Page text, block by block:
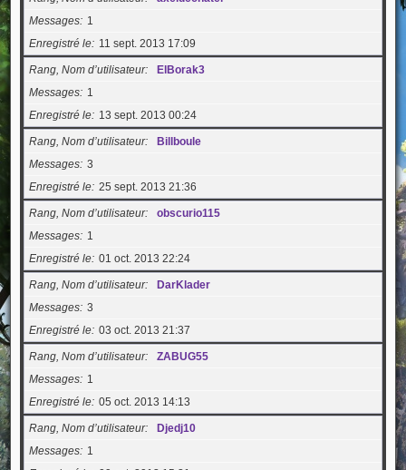
Messages
1
Enregistré le
11 sept. 2013 17:09
Rang, Nom d’utilisateur
ElBorak3
Messages
1
Enregistré le
13 sept. 2013 00:24
Rang, Nom d’utilisateur
Billboule
Messages 3
Enregistré le 25 sept. 2013 21:36
Rang, Nom d’utilisateur
obscurio115
Messages
1
Enregistré le 01 oct. 2013 22:24
Rang, Nom d’utilisateur
DarKlader
Messages 3
Enregistré le 03 oct. 2013 21:37
Rang, Nom d’utilisateur
ZABUG55
Messages
1
Enregistré le 05 oct. 2013 14:13
Rang, Nom d’utilisateur
Djedj10
Messages
1